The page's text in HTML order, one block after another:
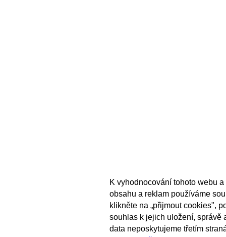
K vyhodnocování tohoto webu
obsahu a reklam používáme
klikněte na „přijmout cookies",
souhlas k jejich uložení, správě
data neposkytujeme třetím